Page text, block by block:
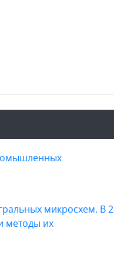
микросхем. В 2
методы их